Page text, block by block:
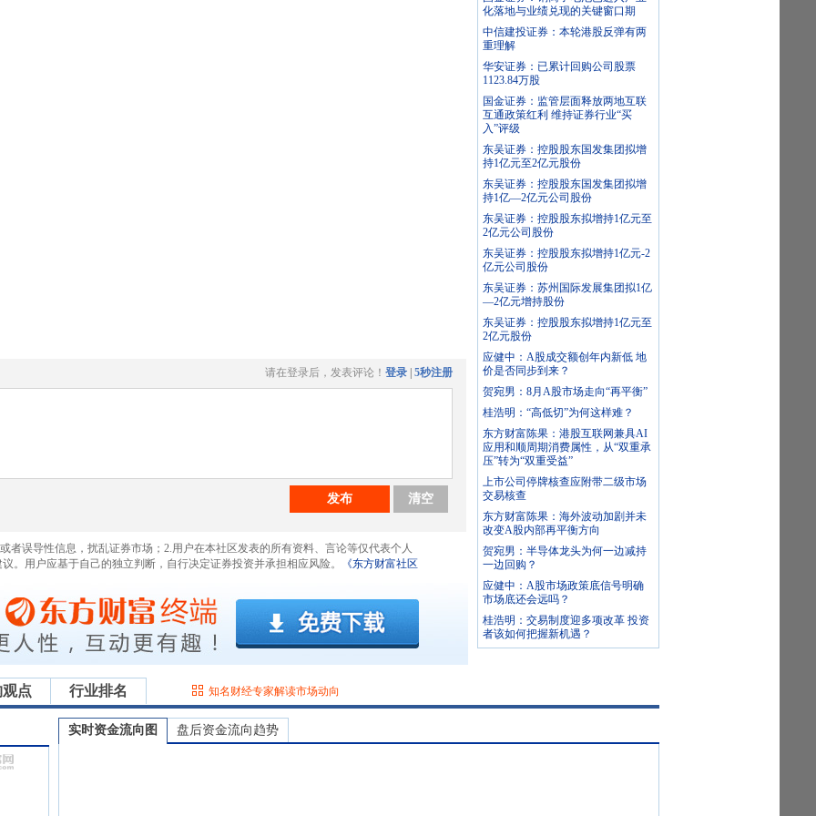
请在登录后，发表评论！ 登录 5秒注册
发布 清空
者误导性信息，扰乱证券市场；2.用户在本社区发表的所有资料、言论等仅代表个人
。用户应基于自己的独立判断，自行决定证券投资并承担相应风险。
《东方财富社区
化落地与业绩兑现的关键窗口期
中信建投证券：本轮港股反弹有两
重理解
华安证券：已累计回购公司股票
1123.84万股
国金证券：监管层面释放两地互联
互通政策红利 维持证券行业“买
入”评级
东吴证券：控股股东国发集团拟增
持1亿元至2亿元股份
东吴证券：控股股东国发集团拟增
持1亿—2亿元公司股份
东吴证券：控股股东拟增持1亿元至
2亿元公司股份
东吴证券：控股股东拟增持1亿元-2
亿元公司股份
东吴证券：苏州国际发展集团拟1亿
—2亿元增持股份
东吴证券：控股股东拟增持1亿元至
2亿元股份
应健中：A股成交额创年内新低 地
价是否同步到来？
贺宛男：8月A股市场走向“再平衡”
桂浩明：“高低切”为何这样难？
东方财富陈果：港股互联网兼具AI
应用和顺周期消费属性，从“双重承
压”转为“双重受益”
上市公司停牌核查应附带二级市场
交易核查
东方财富陈果：海外波动加剧并未
改变A股内部再平衡方向
贺宛男：半导体龙头为何一边减持
一边回购？
应健中：A股市场政策底信号明确
市场底还会远吗？
桂浩明：交易制度迎多项改革 投资
者该如何把握新机遇？
点 行业排名 知名财经专家解读市场动向
实时资金流向图 盘后资金流向趋势